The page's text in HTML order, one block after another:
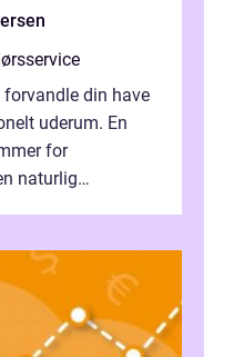
din have
uderum. En
for
naturlig